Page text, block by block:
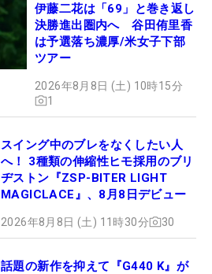
伊藤二花は「69」と巻き返し
決勝進出圏内へ 谷田侑里香
は予選落ち濃厚/米女子下部
ツアー
2026年8月8日 (土) 10時15分
1
スイング中のブレをなくしたい人
へ！ 3種類の伸縮性ヒモ採用のブリ
ヂストン『ZSP-BITER LIGHT
MAGICLACE』、8月8日デビュー
2026年8月8日 (土) 11時30分 30
話題の新作を抑えて『G440 K』が